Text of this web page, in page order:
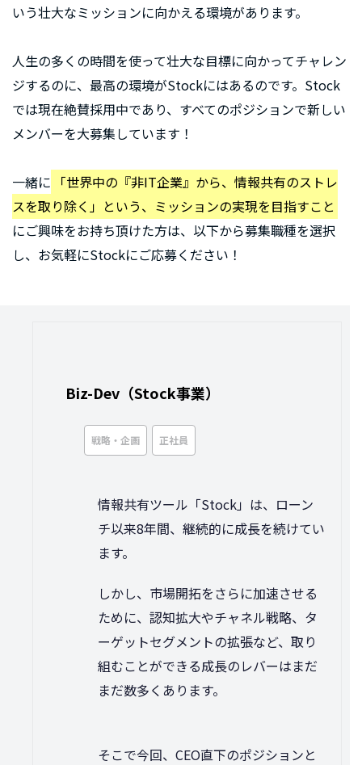
いう壮大なミッションに向かえる環境があります。
人生の多くの時間を使って壮大な目標に向かってチャレン
ジするのに、最高の環境がStockにはあるのです。Stock
では現在絶賛採用中であり、すべてのポジションで新しい
メンバーを大募集しています！
一緒に 「世界中の『非IT企業』から、情報共有のストレ
スを取り除く」という、ミッションの実現を目指すこと
にご興味をお持ち頂けた方は、以下から募集職種を選択
し、お気軽にStockにご応募ください！
Biz-Dev（Stock事業）
戦略・企画 正社員
情報共有ツール「Stock」は、ローン
チ以来8年間、継続的に成長を続けてい
ます。
しかし、市場開拓をさらに加速させる
ために、認知拡大やチャネル戦略、タ
ーゲットセグメントの拡張など、取り
組むことができる成長のレバーはまだ
まだ数多くあります。
そこで今回、CEO直下のポジションと